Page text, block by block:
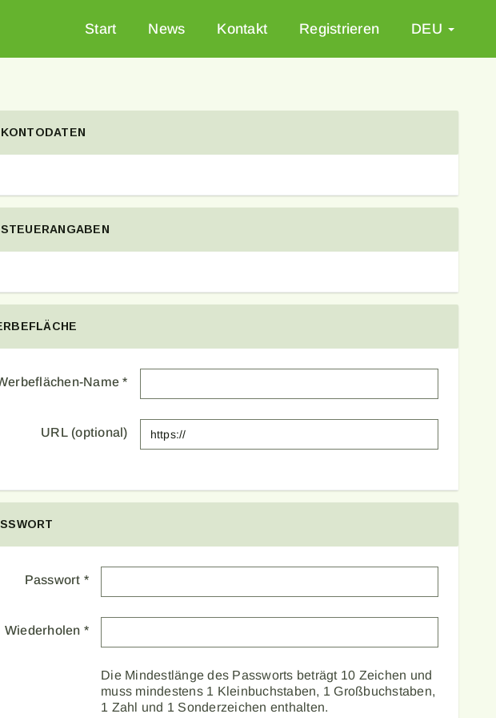
Start News Kontakt Registrieren DEU
KONTODATEN
STEUERANGABEN
Name*
URL (optional)
Passwort *
Wiederholen *
Die Mindestlänge des Passworts beträgt 10 Zeichen und
muss mindestens 1 Kleinbuchstaben, 1 Großbuchstaben,
1 Zahl und 1 Sonderzeichen enthalten.